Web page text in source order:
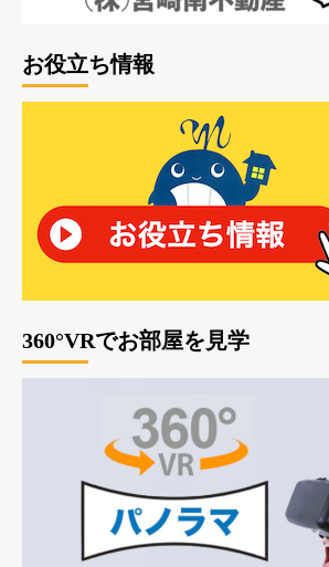
お役立ち情報
360°VRでお部屋を見学